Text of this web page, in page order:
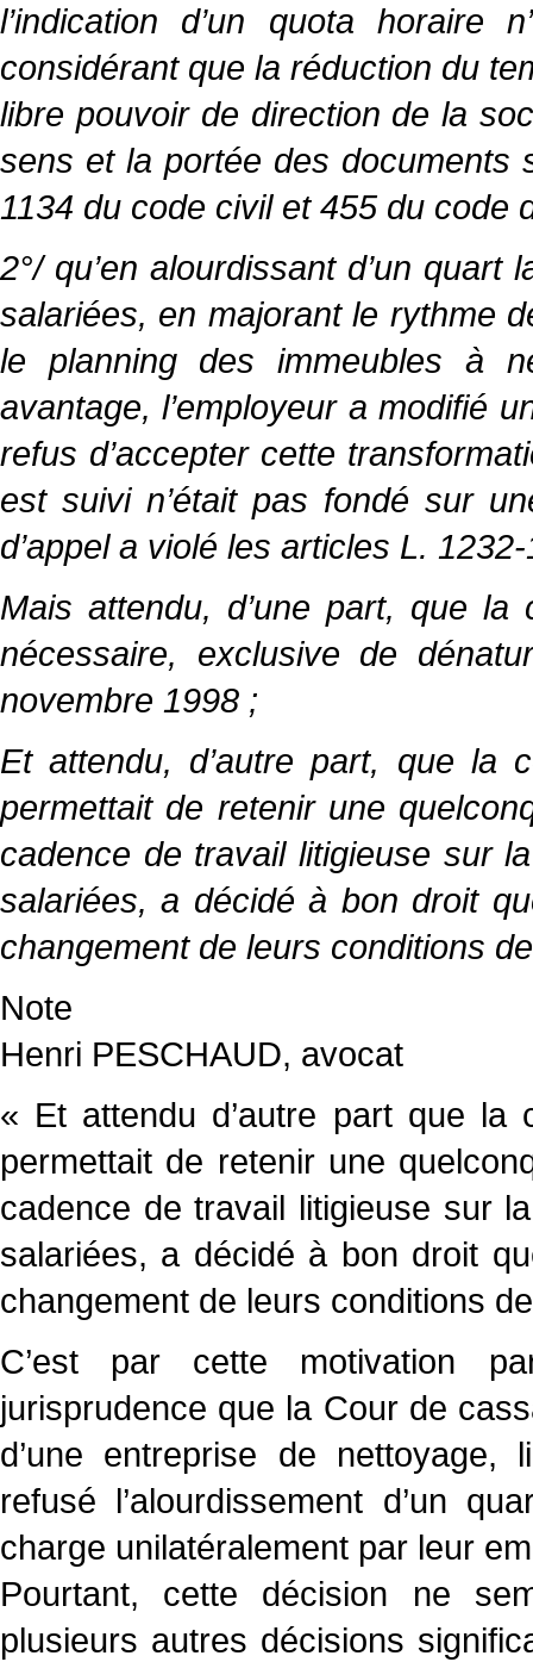
l’indication d’un quota horaire
considérant que la réduction du
libre pouvoir de direction de la
sens et la portée des documents
1134 du code civil et 455 du code
2°/ qu’en alourdissant d’un
salariées, en majorant le rythme
le planning des immeubles à
avantage, l’employeur a modifié
refus d’accepter cette
est suivi n’était pas fondé sur
d’appel a violé les articles L.
Mais attendu, d’une part, que la
nécessaire, exclusive de
novembre 1998 ;
Et attendu, d’autre part, que la
permettait de retenir une
cadence de travail litigieuse sur
salariées, a décidé à bon droit
changement de leurs conditions
Note
Henri PESCHAUD, avocat
« Et attendu d’autre part que la
permettait de retenir une
cadence de travail litigieuse sur
salariées, a décidé à bon droit
changement de leurs conditions
C’est par cette motivation
jurisprudence que la Cour de
d’une entreprise de
refusé l’alourdissement d’un
charge unilatéralement par leur
Pourtant, cette décision ne
plusieurs autres décisions